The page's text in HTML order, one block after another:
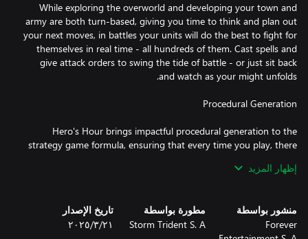
While exploring the overworld and developing your town and
army are both turn-based, giving you time to think and plan out
your next moves, in battles your units will do the best to fight for
themselves in real time - all hundreds of them. Cast spells and
give attack orders to swing the tide of battle - or just sit back
Hero's Hour brings impactful procedural generation to the
strategy game formula, ensuring that every time you play, there
your hero or army. Seek out obelisks to start you on small
same faction.
إظهار المزيد
منشور بواسطة
Forever
مطورة بواسطة
Storm Trident S. A
تاريخ الإصدار
٢١‏/٣‏/٢٠٢٥